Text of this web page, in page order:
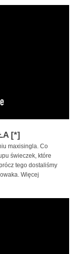
[*]
maxisingla. Co
świeczek, które
tego dostaliśmy
Więcej